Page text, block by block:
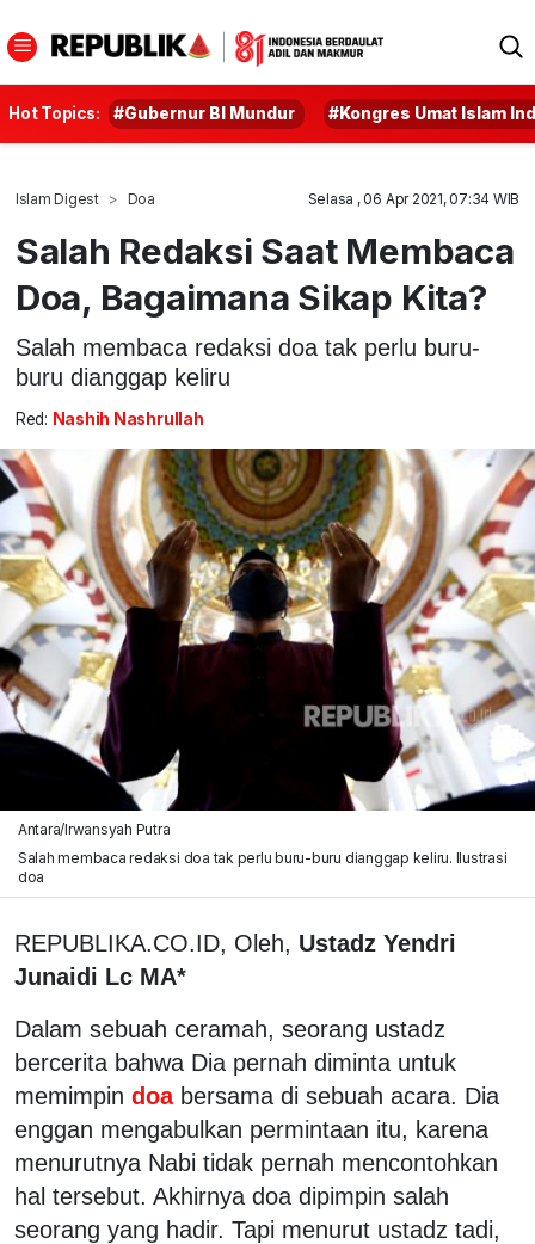
Hot Topics: #Gubernur BI Mundur #Kongres Umat Islam
Islam Digest Doa Selasa , 06 Apr 2021, 07:34 WIB
Salah Redaksi Saat Membaca
Doa, Bagaimana Sikap Kita?
Salah membaca redaksi doa tak perlu buru-
buru dianggap keliru
Red: Nashih Nashrullah
Antara/Irwansyah Putra
Salah membaca redaksi doa tak perlu buru-buru dianggap keliru. Ilustrasi
doa
REPUBLIKA.CO.ID, Oleh, Ustadz Yendri
Junaidi Lc MA*
Dalam sebuah ceramah, seorang ustadz
bercerita bahwa Dia pernah diminta untuk
memimpin doa bersama di sebuah acara. Dia
enggan mengabulkan permintaan itu, karena
menurutnya Nabi tidak pernah mencontohkan
hal tersebut. Akhirnya doa dipimpin salah
seorang yang hadir. Tapi menurut ustadz tadi,